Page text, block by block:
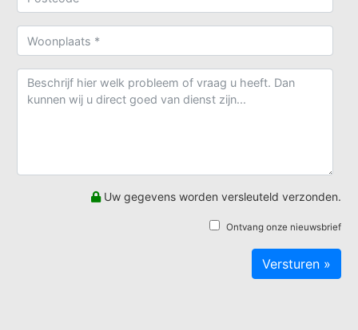
Uw gegevens worden versleuteld verzonden.
Ontvang onze nieuwsbrief